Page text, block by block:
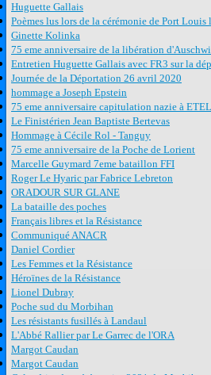
Huguette Gallais
Poèmes lus lors de la cérémonie de Port Louis
Ginette Kolinka
75 eme anniversaire de la libération
Entretien Huguette Gallais avec FR3 sur la
Journée de la Déportation 26 avril 2020
hommage a Joseph Epstein
75 eme anniversaire capitulation nazie à ETEL
Le Finistérien Jean Baptiste Bertevas
Hommage à Cécile Rol - Tanguy
75 eme anniversaire de la Poche de Lorient
Marcelle Guymard 7eme bataillon FFI
Roger Le Hyaric par Fabrice Lebreton
ORADOUR SUR GLANE
La bataille des poches
Français libres et la Résistance
Communiqué ANACR
Daniel Cordier
Les Femmes et la Résistance
Héroïnes de la Résistance
Lionel Dubray
Poche sud du Morbihan
Les résistants fusillés à Landaul
L'Abbé Rallier par Le Garrec de l'ORA
Margot Caudan
Margot Caudan